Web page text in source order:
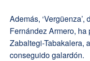
Además,
Fernández Armero,
Zabaltegi-Tabakalera,
conseguido galardón.